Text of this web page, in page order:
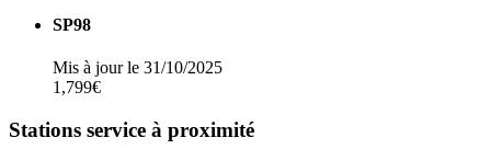
SP98
Mis à jour le 31/10/2025
1,799€
Stations service à proximité